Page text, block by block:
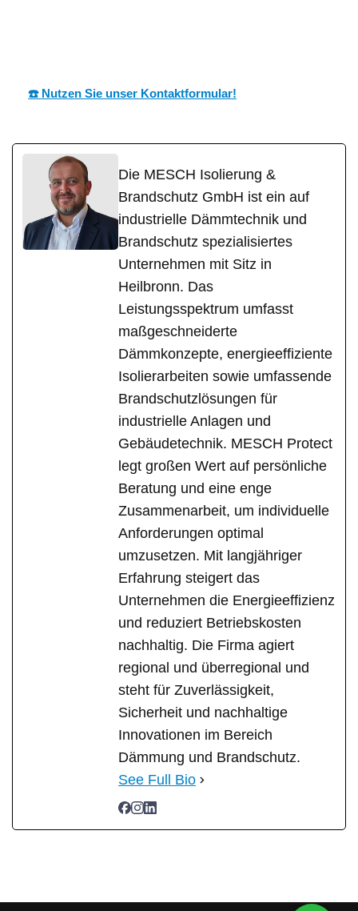
☎️ Nutzen Sie unser Kontaktformular!
Die MESCH Isolierung &
Brandschutz GmbH ist ein auf
industrielle Dämmtechnik und
Brandschutz spezialisiertes
Unternehmen mit Sitz in
Heilbronn. Das
Leistungsspektrum umfasst
maßgeschneiderte
Dämmkonzepte, energieeffiziente
Isolierarbeiten sowie umfassende
Brandschutzlösungen für
industrielle Anlagen und
Gebäudetechnik. MESCH Protect
legt großen Wert auf persönliche
Beratung und eine enge
Zusammenarbeit, um individuelle
Anforderungen optimal
umzusetzen. Mit langjähriger
Erfahrung steigert das
Unternehmen die Energieeffizienz
und reduziert Betriebskosten
nachhaltig. Die Firma agiert
regional und überregional und
steht für Zuverlässigkeit,
Sicherheit und nachhaltige
Innovationen im Bereich
Dämmung und Brandschutz.
See Full Bio